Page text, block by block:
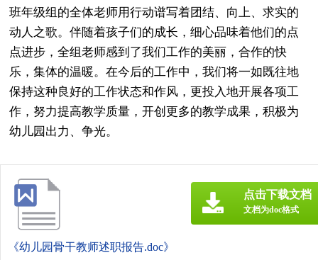
班年级组的全体老师用行动谱写着团结、向上、求实的
动人之歌。伴随着孩子们的成长，细心品味着他们的点
点进步，全组老师感到了我们工作的美丽，合作的快
乐，集体的温暖。在今后的工作中，我们将一如既往地
保持这种良好的工作状态和作风，更投入地开展各项工
作，努力提高教学质量，开创更多的教学成果，积极为
幼儿园出力、争光。
《幼儿园骨干教师述职报告.doc》
点击下载文档
文档为doc格式